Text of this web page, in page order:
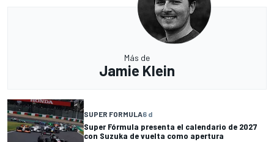
Más de
Jamie Klein
SUPER FORMULA6 d
Super Fórmula presenta el calendario de 2027
con Suzuka de vuelta como apertura